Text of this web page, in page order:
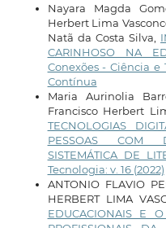
Nayara Magda
Herbert Lima
Natã da Costa Silva,
CARINHOSO NA
Conexões - Ciência e
Contínua
Maria Aurinolia
Francisco Herbert
TECNOLOGIAS
PESSOAS COM
SISTEMÁTICA DE
Tecnologia: v. 16 (2022)
ANTONIO FLAVIO
HERBERT LIMA
EDUCACIONAIS E